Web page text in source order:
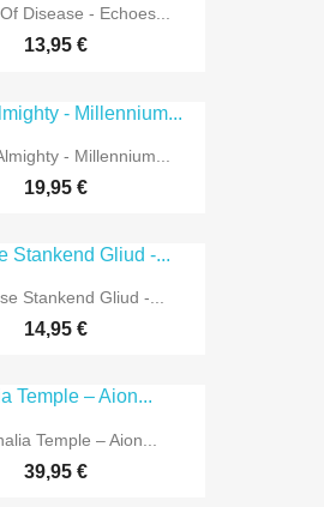
Disease - Echoes...
13,95 €
- Millennium...
19,95 €
Stankend Gliud -...
14,95 €
Temple ‎– Aion...
39,95 €